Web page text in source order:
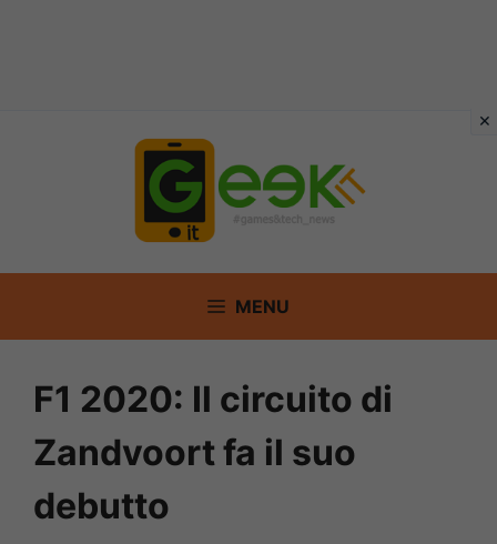
MENU
F1 2020: Il circuito di
Zandvoort fa il suo
debutto